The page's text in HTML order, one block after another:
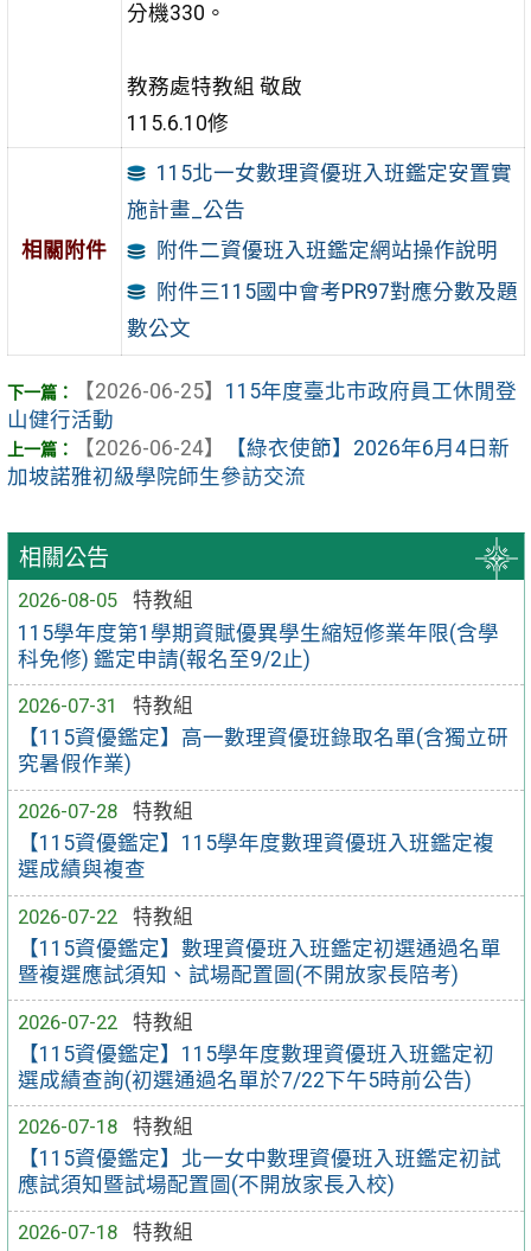
相關公告
2026-08-05
特教組
115學年度第1學期資賦優異學生縮短修業年限(含學
科免修) 鑑定申請(報名至9/2止)
2026-07-31
特教組
【115資優鑑定】高一數理資優班錄取名單(含獨立研
究暑假作業)
2026-07-28
特教組
【115資優鑑定】115學年度數理資優班入班鑑定複
選成績與複查
2026-07-22
特教組
【115資優鑑定】數理資優班入班鑑定初選通過名單
暨複選應試須知、試場配置圖(不開放家長陪考)
2026-07-22
特教組
【115資優鑑定】115學年度數理資優班入班鑑定初
選成績查詢(初選通過名單於7/22下午5時前公告)
2026-07-18
特教組
【115資優鑑定】北一女中數理資優班入班鑑定初試
應試須知暨試場配置圖(不開放家長入校)
2026-07-18
特教組
分機330。
教務處特教組 敬啟
115.6.10修
相關附件
115北一女數理資優班入班鑑定安置實
施計畫_公告
附件二資優班入班鑑定網站操作說明
附件三115國中會考PR97對應分數及題
數公文
【2026-06-25】 115年度臺北市政府員工休閒登
山健行活動
【2026-06-24】
【綠衣使節】2026年6月4日新
加坡諾雅初級學院師生參訪交流